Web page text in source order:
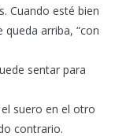
Cuando esté bien
arriba, “con
sentar para
suero en el otro
contrario.